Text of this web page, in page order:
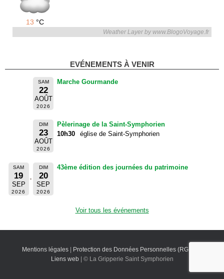
13 °C
Weather Layer by www.BlogoVoyage.fr
EVÉNEMENTS À VENIR
SAM
22
AOÛT
2026
Marche Gourmande
DIM
23
AOÛT
2026
Pèlerinage de la Saint-Symphorien
10h30
église de Saint-Symphorien
SAM
19
SEP
2026
DIM
20
SEP
2026
43ème édition des journées du patrimoine
Voir tous les événements
Mentions légales | Protection des Données Personnelles (RGPD)
Liens web| © La Gripperie Saint Symphorien